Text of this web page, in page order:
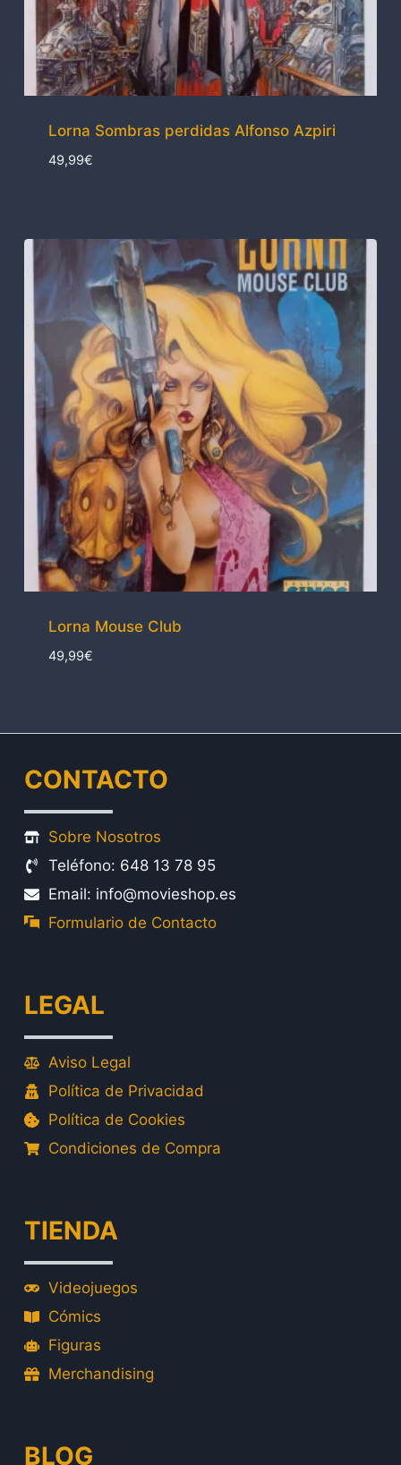
Lorna Sombras perdidas Alfonso Azpiri
49,99€
Lorna Mouse Club
49,99€
CONTACTO
Sobre Nosotros
Teléfono: 648 13 78 95
Email: info@movieshop.es
Formulario de Contacto
LEGAL
Aviso Legal
Política de Privacidad
Política de Cookies
Condiciones de Compra
TIENDA
Videojuegos
Cómics
Figuras
Merchandising
BLOG